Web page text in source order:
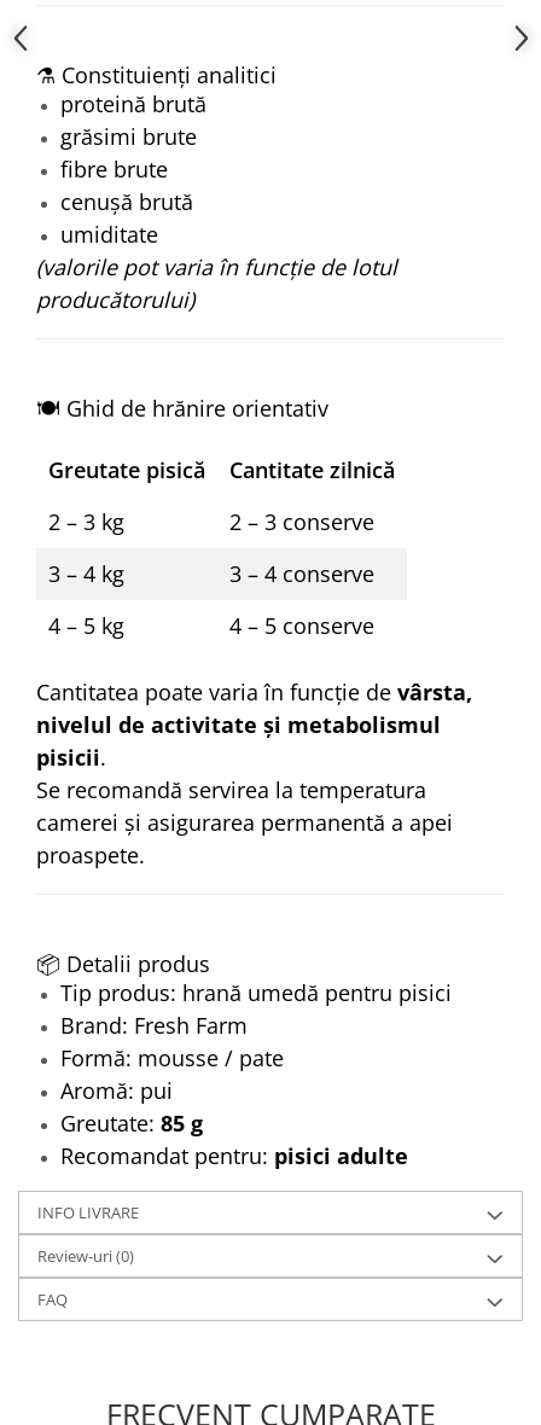
⚗️ Constituienți analitici
proteină brută
grăsimi brute
fibre brute
cenușă brută
umiditate
(valorile pot varia în funcție de lotul
producătorului)
🍽️ Ghid de hrănire orientativ
Greutate pisică
Cantitate zilnică
2 – 3 kg
2 – 3 conserve
3 – 4 kg
3 – 4 conserve
4 – 5 kg
4 – 5 conserve
Cantitatea poate varia în funcție de vârsta,
nivelul de activitate și metabolismul
pisicii.
Se recomandă servirea la temperatura
camerei și asigurarea permanentă a apei
proaspete.
📦 Detalii produs
Tip produs: hrană umedă pentru pisici
Brand: Fresh Farm
Formă: mousse / pate
Aromă: pui
Greutate: 85 g
Recomandat pentru: pisici adulte
INFO LIVRARE
Review-uri(0)
FAQ
FRECVENT CUMPARATE